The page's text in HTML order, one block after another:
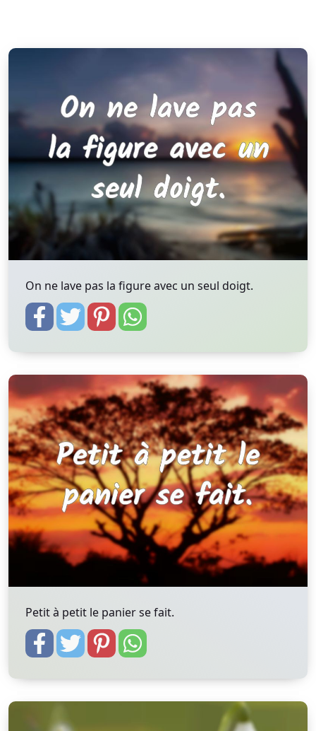
On ne lave pas la figure avec un seul doigt.
Petit à petit le panier se fait.